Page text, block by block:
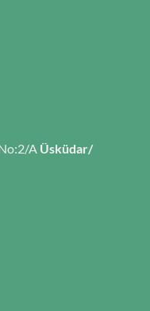
A Üsküdar/